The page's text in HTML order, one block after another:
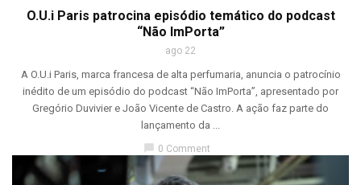
O.U.i Paris patrocina episódio temático do podcast
“Não ImPorta”
ago 22
A O.U.i Paris, marca francesa de alta perfumaria, anuncia o patrocínio
inédito de um episódio do podcast “Não ImPorta”, apresentado por
Gregório Duvivier e João Vicente de Castro. A ação faz parte do
lançamento da ...
0 Comment